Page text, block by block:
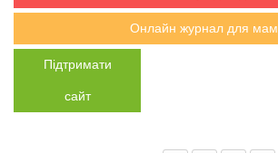
Онлайн журнал для мам
Підтримати
сайт